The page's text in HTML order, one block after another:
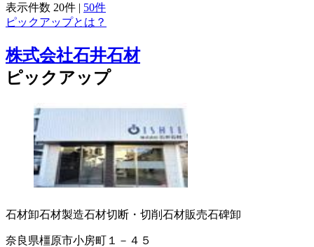
表示件数 20件 | 50件
ピックアップとは？
株式会社石井石材
ピックアップ
石材卸石材製造石材切断・切削 石材販売石碑卸
奈良県橿原市小房町１－４５